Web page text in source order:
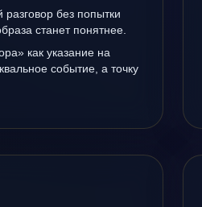
без попытки
станет понятнее.
как указание на
событие, а точку